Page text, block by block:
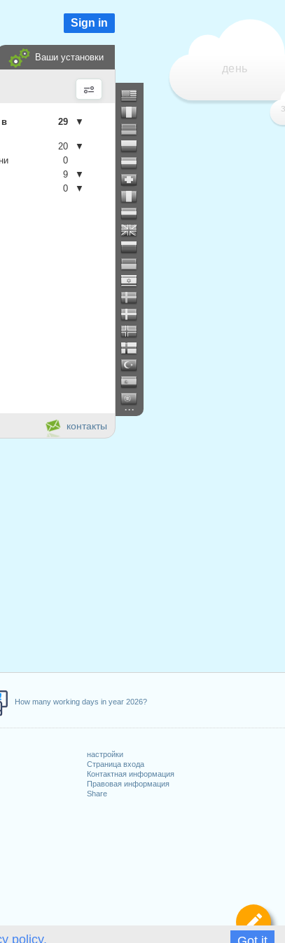
policy.
How many working days in year 2026?
настройки
Страница входа
Контактная информация
Правовая информация
Share
день
Sign in
Ваши установки
...
контакты
в
29 ▼
20
▼
0
9
▼
0 ▼